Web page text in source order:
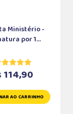
Ministério -
por 1...
114,90
AO CARRINHO